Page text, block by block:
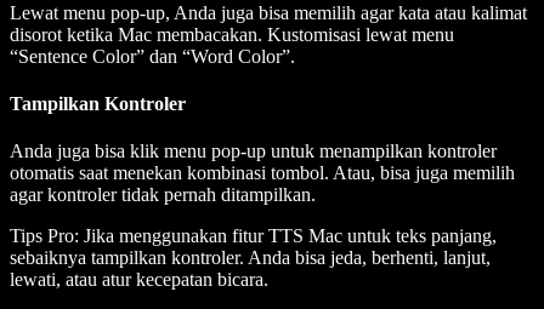
Lewat menu pop-up, Anda juga bisa memilih agar kata atau kalimat
disorot ketika Mac membacakan. Kustomisasi lewat menu
“Sentence Color” dan “Word Color”.
Tampilkan Kontroler
Anda juga bisa klik menu pop-up untuk menampilkan kontroler
otomatis saat menekan kombinasi tombol. Atau, bisa juga memilih
agar kontroler tidak pernah ditampilkan.
Tips Pro: Jika menggunakan fitur TTS Mac untuk teks panjang,
sebaiknya tampilkan kontroler. Anda bisa jeda, berhenti, lanjut,
lewati, atau atur kecepatan bicara.